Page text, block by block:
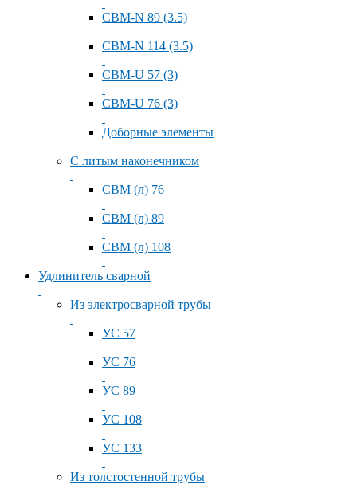
СВМ-N 89 (3.5)
СВМ-N 114 (3.5)
СВМ-U 57 (3)
СВМ-U 76 (3)
Доборные элементы
С литым наконечником
СВМ (л) 76
СВМ (л) 89
СВМ (л) 108
Удлинитель сварной
Из электросварной трубы
УС 57
УС 76
УС 89
УС 108
УС 133
Из толстостенной трубы